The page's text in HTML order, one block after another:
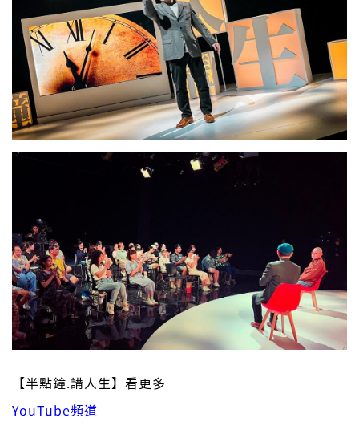
【半點鐘.講人生】看更多
YouTube頻道